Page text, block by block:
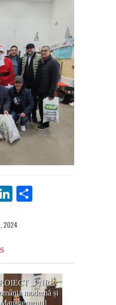
LinkedIn
2024
„PNRR:
modernă și